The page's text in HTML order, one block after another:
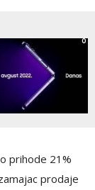
0
prihode 21%
prodaje